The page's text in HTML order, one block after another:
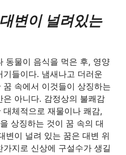
변이 널려있는
동물이 음식을 먹은 후, 영양
들이다. 냄새나고 더러운
속에서 이것들이 상징하는
은 아니다. 감정상의 불쾌감
체적으로 재물이나 쾌감,
상징하는 것이 꿈 속의 대
변이 널려 있는 꿈은 대변 위
지로 신상에 구설수가 생길